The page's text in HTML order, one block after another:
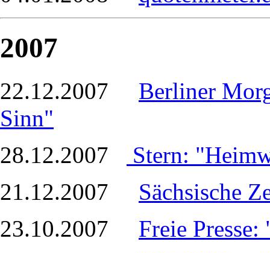
2007
22.12.2007 Berliner
Sinn"
28.12.2007
Stern:
21.12.2007 Sächsische
23.10.2007 Freie